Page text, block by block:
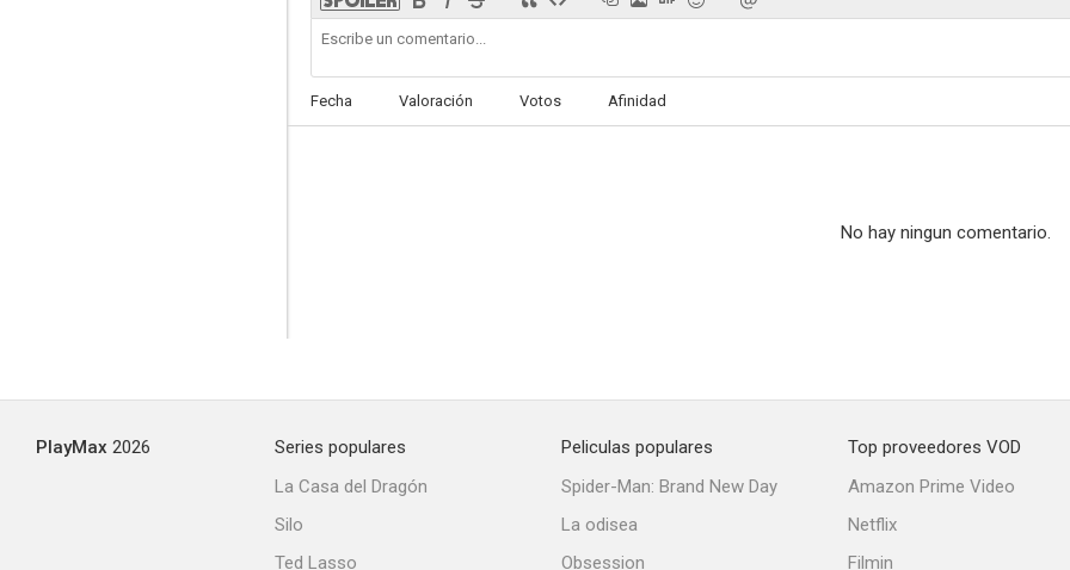
Fecha Valoración Votos Afinidad
No hay ningun comentario.
PlayMax 2026
Series populares
La Casa del Dragón
Silo
Ted Lasso
Peliculas populares
Spider-Man: Brand New Day
La odisea
Obsession
Top proveedores VOD
Amazon Prime Video
Netflix
Filmin